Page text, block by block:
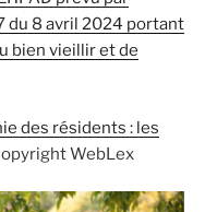
du 8 avril 2024 portant
bien vieillir et de
des résidents : les
WebLex